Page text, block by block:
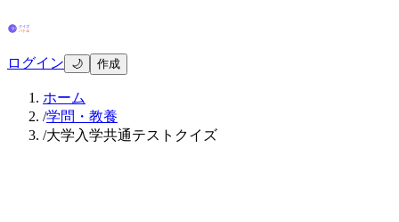
ログイン 🌙 作成
ホーム
/学問・教養
/大学入学共通テストクイズ